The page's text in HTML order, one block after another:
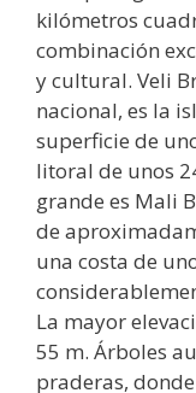
kilómetros
combinación
y cultural. Veli
nacional, es la
superficie de
litoral de unos
grande es Mali
de
una costa de
La mayor
55 m. Árboles
praderas,